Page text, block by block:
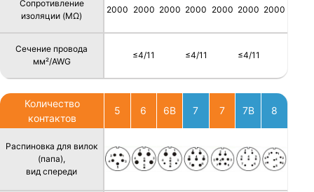
Сопротивление
изоляции (MΩ)
Сечение провода
мм²/AWG
2000 2000
≤4/11
2000 2000
≤4/11
2000 2000
≤4/11
2000
Количество
контактов
Распиновка для вилок
(папа),
вид спереди
5 6 6B 7 7 7B 8